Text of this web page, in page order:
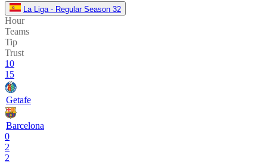
La Liga - Regular Season 32
Hour
Teams
Tip
Trust
10
15
Getafe
Barcelona
0
2
2